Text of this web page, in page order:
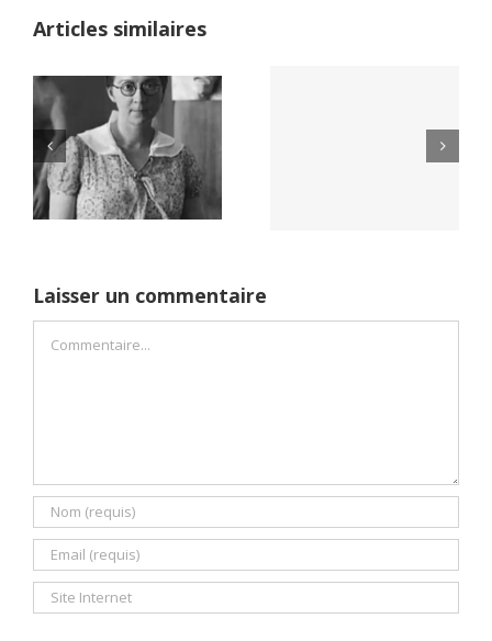
Articles similaires
Netflix Field of
Dreams (1989)
Yaïr Golan : une
Laisser un commentaire